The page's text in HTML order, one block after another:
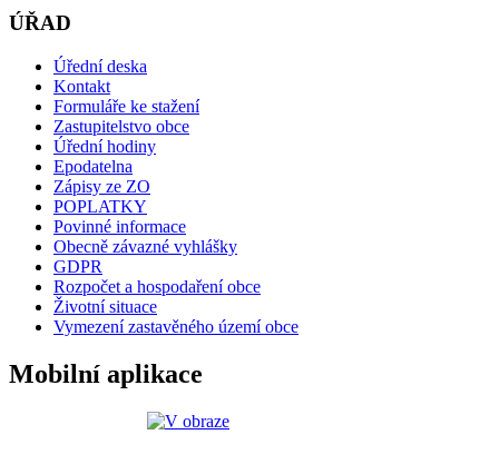
ÚŘAD
Úřední deska
Kontakt
Formuláře ke stažení
Zastupitelstvo obce
Úřední hodiny
Epodatelna
Zápisy ze ZO
POPLATKY
Povinné informace
Obecně závazné vyhlášky
GDPR
Rozpočet a hospodaření obce
Životní situace
Vymezení zastavěného území obce
Mobilní aplikace